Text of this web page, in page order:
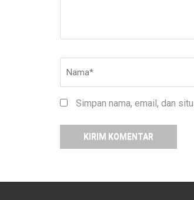
Simpan nama, email, dan